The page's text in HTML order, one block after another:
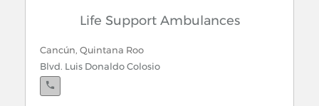
Life Support Ambulances
Cancún, Quintana Roo
Blvd. Luis Donaldo Colosio